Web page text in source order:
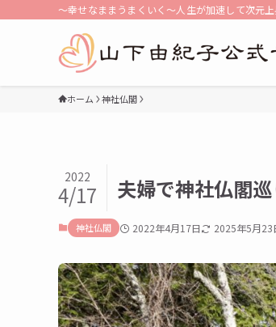
〜幸せなままうまくいく〜人生が加速して次元
ホーム 神社仏閣
夫婦で神社仏閣
2022
4/17
神社仏閣 2022年4月17日 2025年5月23